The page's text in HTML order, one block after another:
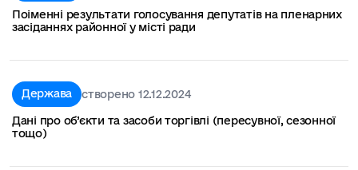
Поіменні результати голосування депутатів на пленарних
засіданнях районної у місті ради
Держава створено 12.12.2024
Дані про об’єкти та засоби торгівлі (пересувної, сезонної
тощо)